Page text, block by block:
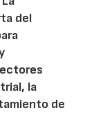
del
la
de